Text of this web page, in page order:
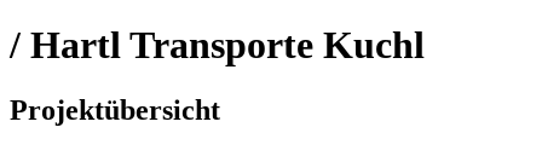
/ Hartl Transporte Kuchl
Projektübersicht